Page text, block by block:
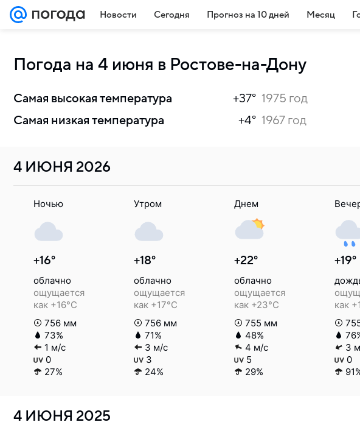
Новости Сегодня Прогноз на 10 дней Месяц
Погода на 4 июня в Ростове-на-Дону
Cамая высокая температура +37° 1975 год
Самая низкая температура
+4° 1967 год
4 ИЮНЯ 2026
Ночью
+16°
облачно
ощущается
как +16°C
756 мм
73%
1 м/с
0
27%
Утром
+18°
облачно
ощущается
как +17°C
756 мм
71%
3 м/с
3
24%
Днем
+22°
облачно
ощущается
как +23°C
755 мм
48%
4 м/с
5
29%
+19°
как
3
0
4 ИЮНЯ 2025